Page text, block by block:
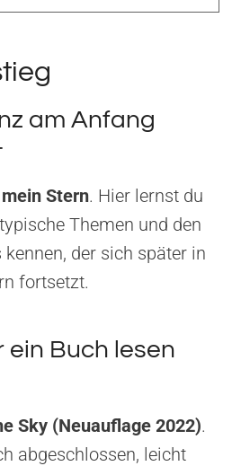
am Anfang
Stern. Hier lernst du
Themen und den
der sich später in
fortsetzt.
ein Buch lesen
Sky (Neuauflage 2022).
abgeschlossen, leicht